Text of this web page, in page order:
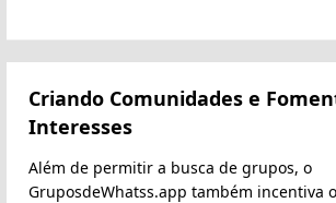
Criando Comunidades e
Interesses
Além de permitir a busca de grupos, o
GruposdeWhatss.app também incentiva